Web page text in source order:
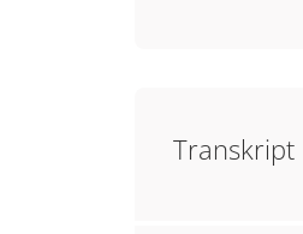
Transkript